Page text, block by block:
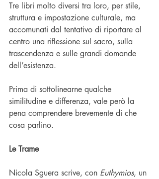
Tre libri molto diversi tra loro, per stile,
struttura e impostazione culturale, ma
accomunati dal tentativo di riportare al
centro una riflessione sul sacro, sulla
trascendenza e sulle grandi domande
dell’esistenza.
Prima di sottolinearne qualche
similitudine e differenza, vale però la
pena comprendere brevemente di che
cosa parlino.
Le Trame
Nicola Sguera scrive, con Euthymios, un